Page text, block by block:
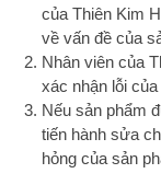
của Thiên Kim
về vấn đề của
Nhân viên của
xác nhận lỗi
Nếu sản phẩm
tiến hành sửa
hỏng của sản